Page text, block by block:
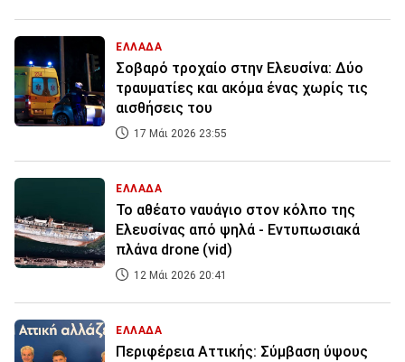
ΕΛΛΑΔΑ
Σοβαρό τροχαίο στην Ελευσίνα: Δύο
τραυματίες και ακόμα ένας χωρίς τις
αισθήσεις του
17 Μάι 2026 23:55
ΕΛΛΑΔΑ
Το αθέατο ναυάγιο στον κόλπο της
Ελευσίνας από ψηλά - Εντυπωσιακά
πλάνα drone (vid)
12 Μάι 2026 20:41
ΕΛΛΑΔΑ
Περιφέρεια Αττικής: Σύμβαση ύψους